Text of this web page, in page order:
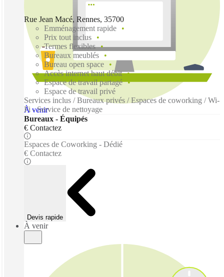
À venir
Rue Jean Macé, Rennes, 35700
Emménagement rapide
Prix tout inclus
Termes flexibles
Bureaux meublés
Bureau open space
Accès internet haut débit
Espace de travail partagé
Espace de travail privé
Services inclus / Bureaux privés / Espaces de coworking / Wi-
Fi - Service de nettoyage
Bureaux - Équipés
€ Contactez
Espaces de Coworking - Dédié
€ Contactez
Devis rapide
À venir